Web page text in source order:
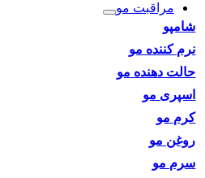
مراقبت مو
شامپو
نرم کننده مو
حالت دهنده مو
اسپری مو
کرم مو
روغن مو
سرم مو